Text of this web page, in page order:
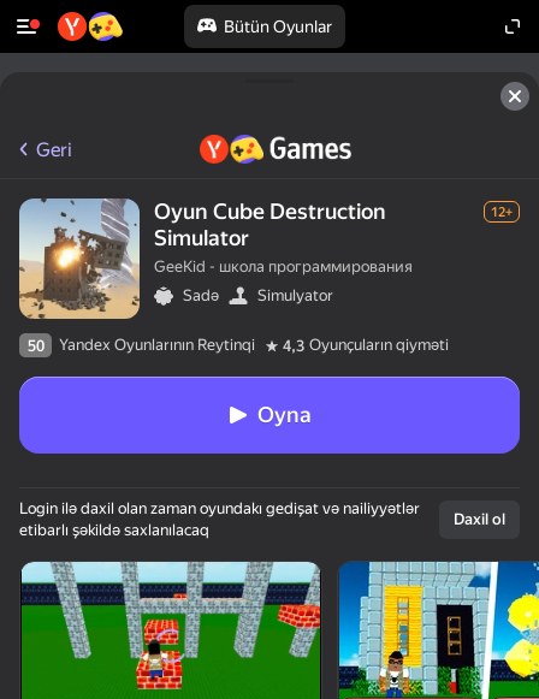
Bütün Oyunlar
Cihazı döndərin
Oyun yalnız üfüqi
rejimdə işləyir
Geri
Oyun Cube Destruction
Simulator
12+
GeeKid - школа программирования
Sadə
Simulyator
50 Yandex Oyunlarının Reytinqi 4,3 Oyunçuların qiyməti
Oyna
Login ilə daxil olan zaman oyundakı gedişat və nailiyyətlər
etibarlı şəkildə saxlanılacaq
Daxil ol